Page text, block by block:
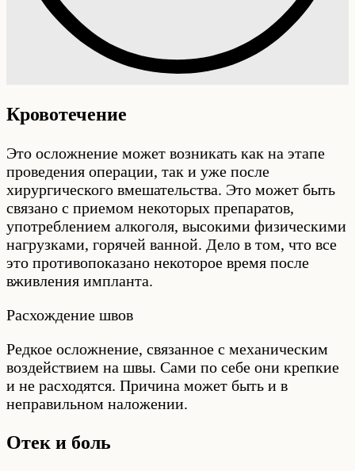
Кровотечение
Это осложнение может возникать как на этапе
проведения операции, так и уже после
хирургического вмешательства. Это может быть
связано с приемом некоторых препаратов,
употреблением алкоголя, высокими физическими
нагрузками, горячей ванной. Дело в том, что все
это противопоказано некоторое время после
вживления импланта.
Расхождение швов
Редкое осложнение, связанное с механическим
воздействием на швы. Сами по себе они крепкие
и не расходятся. Причина может быть и в
неправильном наложении.
Отек и боль